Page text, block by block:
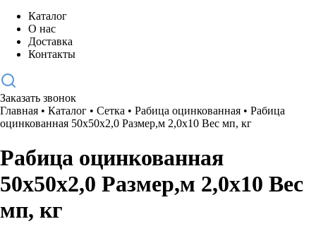
Каталог
О нас
Доставка
Контакты
Заказать звонок
Главная • Каталог • Сетка • Рабица оцинкованная • Рабица
оцинкованная 50х50х2,0 Размер,м 2,0х10 Вес мп, кг
Рабица оцинкованная
50х50х2,0 Размер,м 2,0х10 Вес
мп, кг